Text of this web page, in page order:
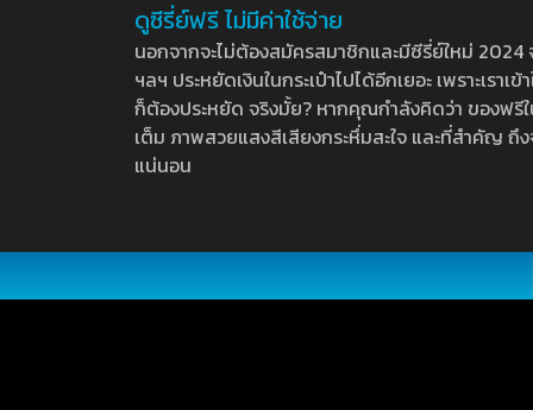
ดูซีรี่ย์ฟรี ไม่มีค่าใช้จ่าย
นอกจากจะไม่ต้องสมัครสมาชิกและมีซีรี่ย์ใหม่
ฯลฯ ประหยัดเงินในกระเป๋าไปได้อีกเยอะ เพราะเร
ก็ต้องประหยัด จริงมั้ย? หากคุณกำลังคิดว่า ของฟ
เต็ม ภาพสวยแสงสีเสียงกระหึ่มสะใจ และที่สำคัญ
แน่นอน